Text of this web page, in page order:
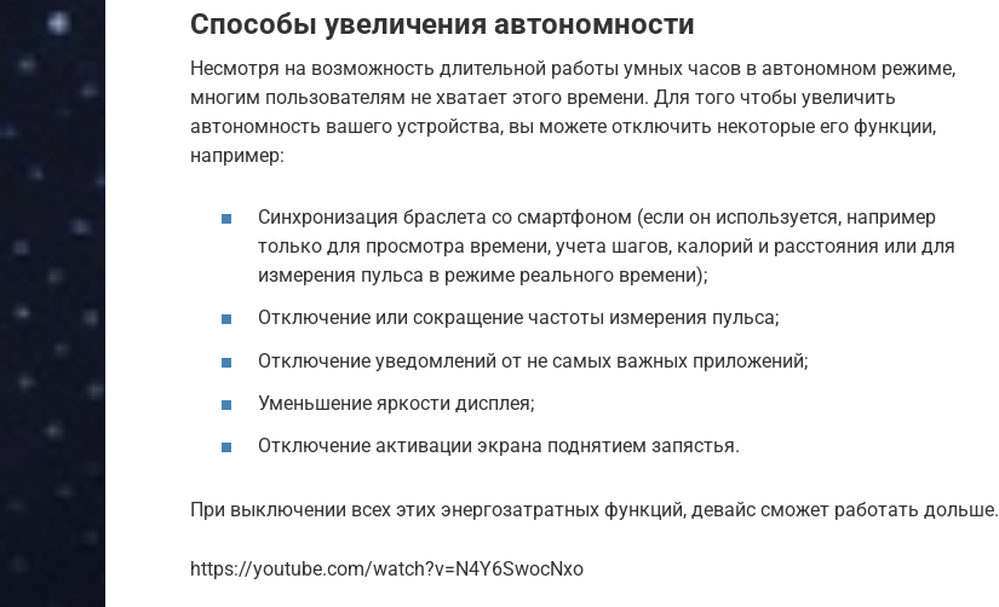
Способы увеличения автономности
Несмотря на возможность длительной работы умных часов в автономном режиме,
многим пользователям не хватает этого времени. Для того чтобы увеличить
автономность вашего устройства, вы можете отключить некоторые его функции,
например:
Синхронизация браслета со смартфоном (если он используется, например
только для просмотра времени, учета шагов, калорий и расстояния или для
измерения пульса в режиме реального времени);
Отключение или сокращение частоты измерения пульса;
Отключение уведомлений от не самых важных приложений;
Уменьшение яркости дисплея;
Отключение активации экрана поднятием запястья.
При выключении всех этих энергозатратных функций, девайс сможет работать дольше.
https://youtube.com/watch?v=N4Y6SwocNxo